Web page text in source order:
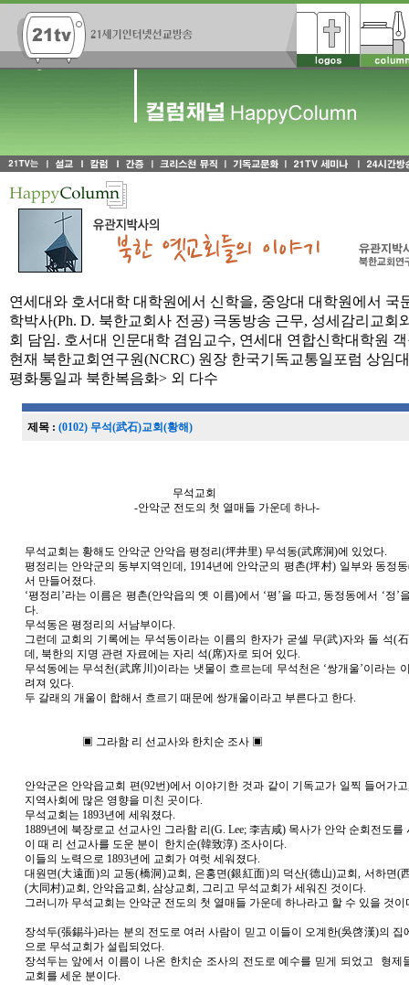
연세대와 호서대학 대학원에서 신학을, 중앙대 대학원에서 국
학박사(Ph. D. 북한교회사 전공) 극동방송 근무, 성세감리교회
회 담임. 호서대 인문대학 겸임교수, 연세대 연합신학대학원
현재 북한교회연구원(NCRC) 원장 한국기독교통일포럼 상임
평화통일과 북한복음화> 외 다수
제목 : (0102) 무석(武石)교회(황해)
무석교회
-안악군 전도의 첫 열매들 가운데 하나-
무석교회는 황해도 안악군 안악읍 평정리(坪井里) 무석동(武席洞)에 있었다.
평정리는 안악군의 동부지역인데, 1914년에 안악군의 평촌(坪村) 일부와 동정
서 만들어졌다.
‘평정리’라는 이름은 평촌(안악읍의 옛 이름)에서 ‘평’을 따고, 동정동에서 ‘정’
다.
무석동은 평정리의 서남부이다.
그런데 교회의 기록에는 무석동이라는 이름의 한자가 굳셀 무(武)자와 돌 석(
데, 북한의 지명 관련 자료에는 자리 석(席)자로 되어 있다.
무석동에는 무석천(武席川)이라는 냇물이 흐르는데 무석천은 ‘쌍개울’이라는
려져 있다.
두 갈래의 개울이 합해서 흐르기 때문에 쌍개울이라고 부른다고 한다.
▣ 그라함 리 선교사와 한치순 조사 ▣
안악군은 안악읍교회 편(92번)에서 이야기한 것과 같이 기독교가 일찍 들어가
지역사회에 많은 영향을 미친 곳이다.
무석교회는 1893년에 세워졌다.
1889년에 북장로교 선교사인 그라함 리(G. Lee; 李吉咸) 목사가 안악 순회전도를
이 때 리 선교사를 도운 분이 한치순(韓致淳) 조사이다.
이들의 노력으로 1893년에 교회가 여럿 세워졌다.
대원면(大遠面)의 교동(橋洞)교회, 은홍면(銀紅面)의 덕산(德山)교회, 서하면(
(大同村)교회, 안악읍교회, 삼상교회, 그리고 무석교회가 세워진 것이다.
그러니까 무석교회는 안악군 전도의 첫 열매들 가운데 하나라고 할 수 있을 것이
장석두(張錫斗)라는 분의 전도로 여러 사람이 믿고 이들이 오계한(吳啓漢)의 집
으로 무석교회가 설립되었다.
장석두는 앞에서 이름이 나온 한치순 조사의 전도로 예수를 믿게 되었고 형제
교회를 세운 분이다.